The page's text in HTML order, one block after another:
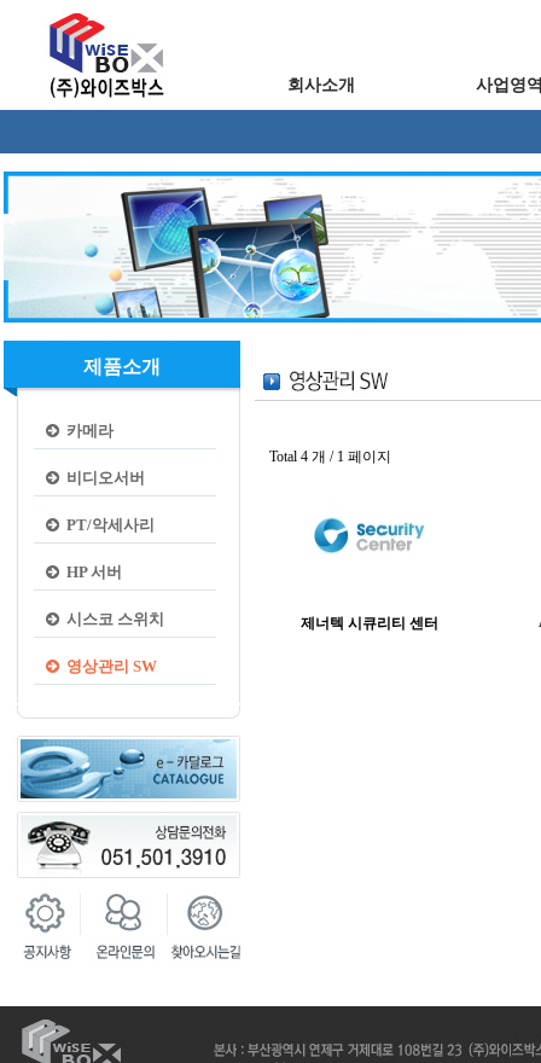
회사소개 사업영
제품소개
카메라
비디오서버
PT/악세사리
HP 서버
시스코 스위치
영상관리 SW
Total 4 개 /1 페이지
제너텍 시큐리티 센터